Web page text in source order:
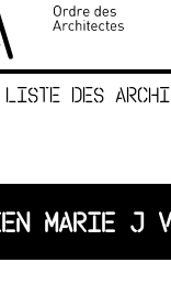
LISTE DES
MARIE J